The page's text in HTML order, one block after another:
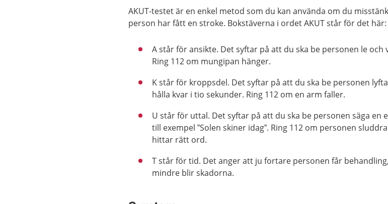
AKUT-testet är en enkel metod som du kan använda om du
person har fått en stroke. Bokstäverna i ordet AKUT står för det här:
A står för ansikte. Det syftar på att du ska be personen le och
Ring 112 om mungipan hänger.
K står för kroppsdel. Det syftar på att du ska be personen
hålla kvar i tio sekunder. Ring 112 om en arm faller.
U står för uttal. Det syftar på att du ska be personen säga en
till exempel ”Solen skiner idag”. Ring 112 om personen
hittar rätt ord.
T står för tid. Det anger att ju fortare personen får
mindre blir skadorna.